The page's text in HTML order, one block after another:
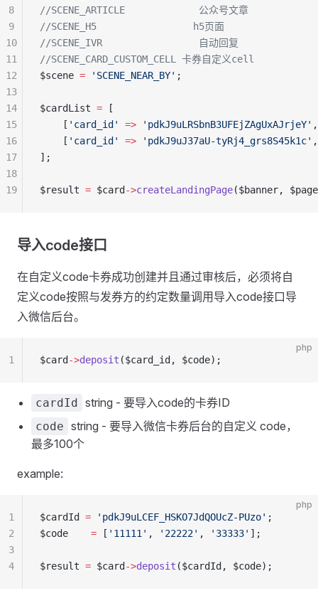
//SCENE_ARTICLE             公众号文章
//SCENE_H5                 h5页面
//SCENE_IVR                 自动回复
//SCENE_CARD_CUSTOM_CELL 卡券自定义cell
$scene = 'SCENE_NEAR_BY' ;
$cardList = [
    [
'card_id' => 'pdkJ9uLRSbnB3UFEjZAgUxAJrjeY'
    [
'card_id' => 'pdkJ9uJ37aU-tyRj4_grs8S45k1c'
];
$result = $card ->createLandingPage($banner,
8
9
10
11
12
13
14
15
16
17
18
19
导入code接口
在自定义code卡券成功创建并且通过审核后，必须将自
定义code按照与发券方的约定数量调用导入code接口导
入微信后台。
php
$card ->deposit ($card_id, $code);
1
cardId string - 要导入code的卡券ID
code string - 要导入微信卡券后台的自定义 code，
最多100个
example:
php
$cardId = 'pdkJ9uLCEF_HSKO7JdQOUcZ-PUzo' ;
$code = [ '11111' , '22222' , '33333' ];
$result = $card ->deposit ($cardId, $code);
1
2
3
4